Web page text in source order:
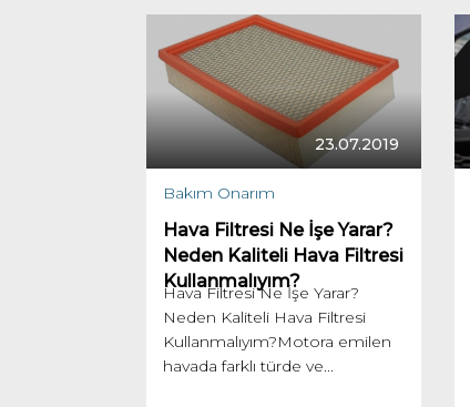
23.07.2019
Bakım Onarım
Hava Filtresi Ne İşe Yarar?
Neden Kaliteli Hava Filtresi
Kullanmalıyım?
Hava Filtresi Ne İşe Yarar?
Neden Kaliteli Hava Filtresi
Kullanmalıyım?Motora emilen
havada farklı türde ve...